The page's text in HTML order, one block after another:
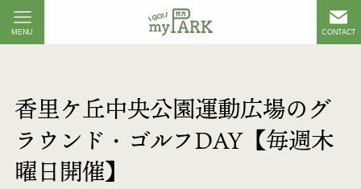
CONTACT
MENU
香里ケ丘中央公園運動広場のグ
ラウンド・ゴルフDAY【毎週木
曜日開催】